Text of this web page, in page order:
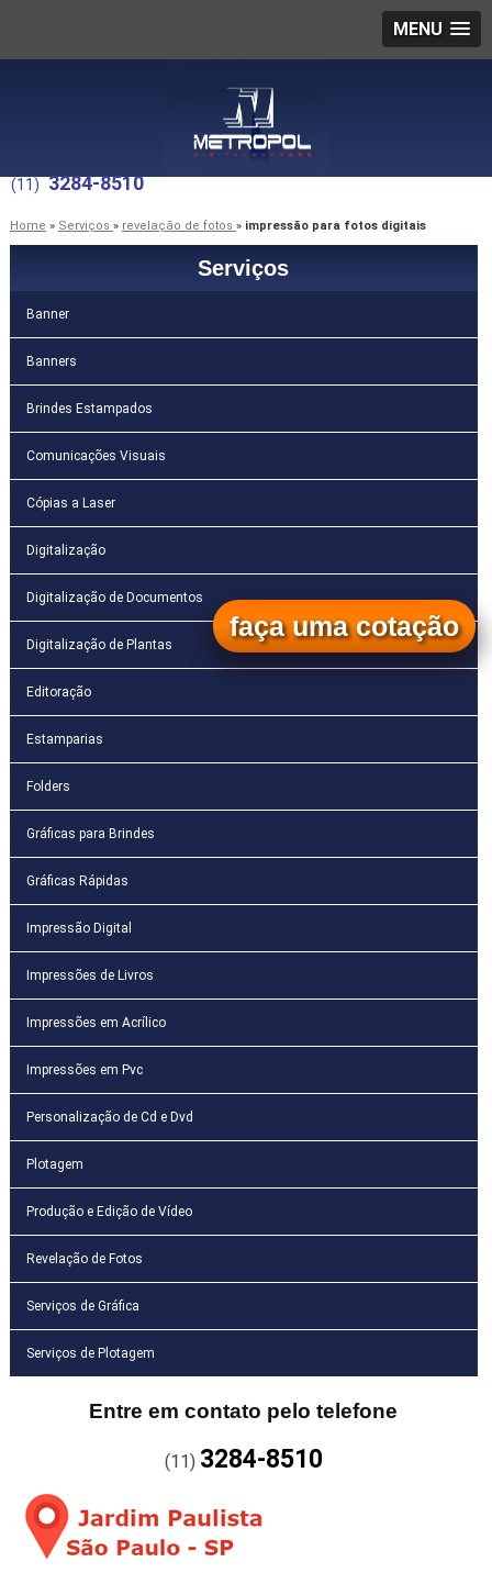
MENU
(11) 3284-8510
Home » Serviços » revelação de fotos » impressão para fotos digitais
Serviços
Banner
Banners
Brindes Estampados
Comunicações Visuais
Cópias a Laser
Digitalização
Digitalização de Documentos
Digitalização de Plantas
Editoração
Estamparias
Folders
Gráficas para Brindes
Gráficas Rápidas
Impressão Digital
Impressões de Livros
Impressões em Acrílico
Impressões em Pvc
Personalização de Cd e Dvd
Plotagem
Produção e Edição de Vídeo
Revelação de Fotos
Serviços de Gráfica
Serviços de Plotagem
Entre em contato pelo telefone
(11) 3284-8510
faça uma cotação